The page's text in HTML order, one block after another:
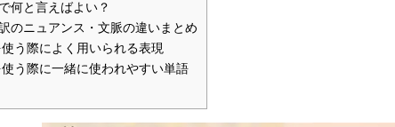
何と言えばよい？
のニュアンス・文脈の違いまとめ
う際によく用いられる表現
う際に一緒に使われやすい単語